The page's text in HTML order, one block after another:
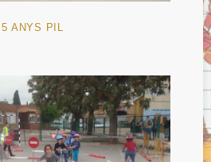
5 ANYS PIL